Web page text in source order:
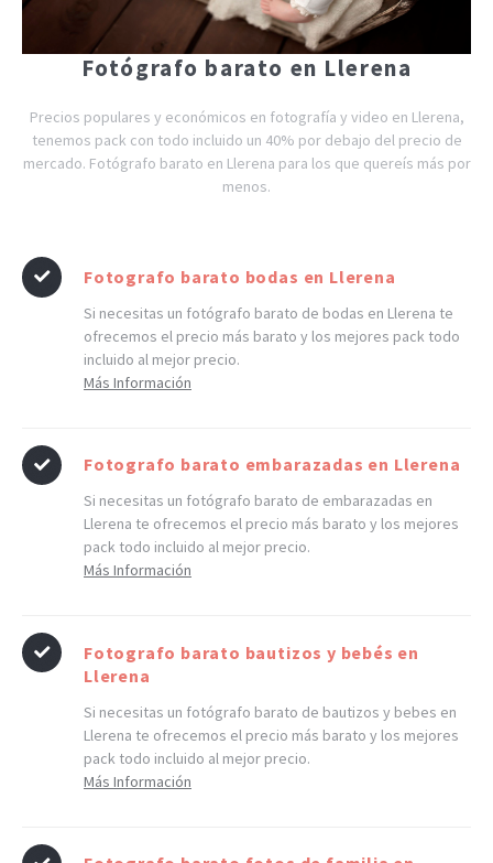
Fotógrafo barato en Llerena
Precios populares y económicos en fotografía y video en Llerena,
tenemos pack con todo incluido un 40% por debajo del precio de
mercado. Fotógrafo barato en Llerena para los que quereís más por
menos.
Fotografo barato bodas en Llerena
Si necesitas un fotógrafo barato de bodas en Llerena te
ofrecemos el precio más barato y los mejores pack todo
incluido al mejor precio.
Más Información
Fotografo barato embarazadas en Llerena
Si necesitas un fotógrafo barato de embarazadas en
Llerena te ofrecemos el precio más barato y los mejores
pack todo incluido al mejor precio.
Más Información
Fotografo barato bautizos y bebés en
Llerena
Si necesitas un fotógrafo barato de bautizos y bebes en
Llerena te ofrecemos el precio más barato y los mejores
pack todo incluido al mejor precio.
Más Información